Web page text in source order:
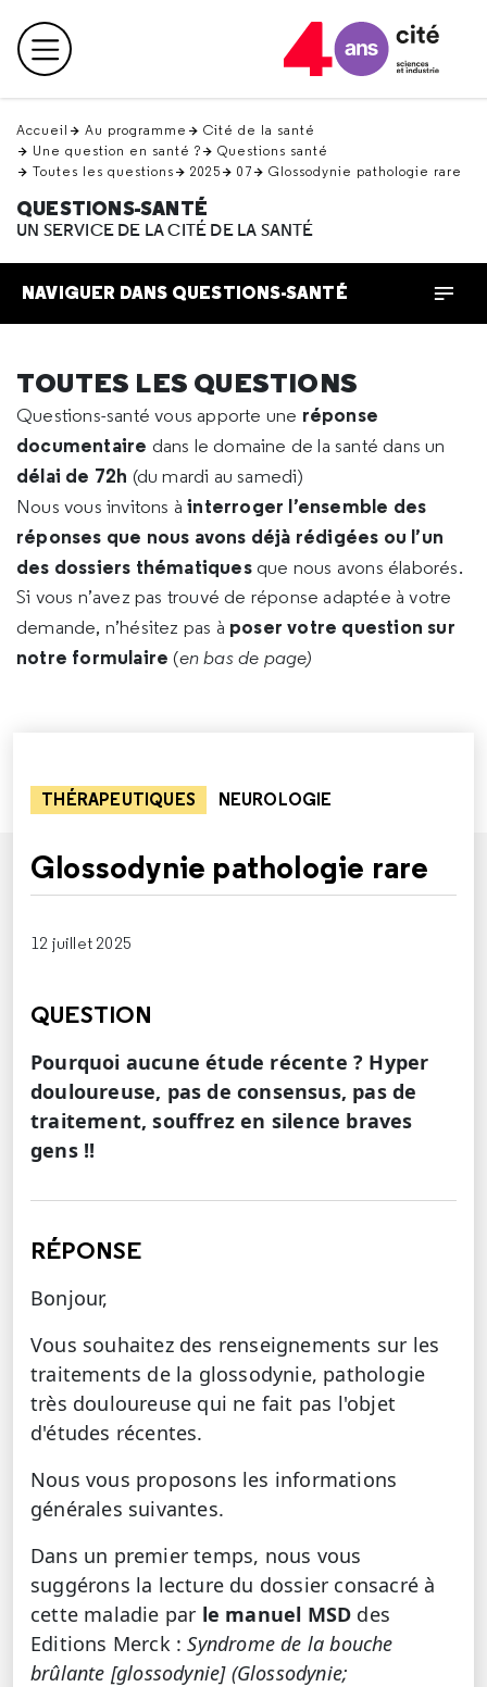
en
haut Menu principal
Accueil Au programme
Cité de la santé
Une question en santé ?
Questions santé
Toutes les questions
2025 07 Glossodynie pathologie rare
QUESTIONS-SANTÉ
UN SERVICE DE LA CITÉ DE LA SANTÉ
NAVIGUER DANS QUESTIONS-SANTÉ
TOUTES LES QUESTIONS
Questions-santé vous apporte une réponse
documentaire dans le domaine de la santé dans un
délai de 72h (du mardi au samedi)
Nous vous invitons àinterroger l’ensemble des
réponses que nous avons déjà rédigées ou l’un
des dossiers thématiques que nous avons élaborés.
Si vous n’avez pas trouvé de réponse adaptée à votre
demande, n’hésitez pas à poser votre question sur
notre formulaire (en bas de page)
THÉRAPEUTIQUES NEUROLOGIE
Glossodynie pathologie rare
12 juillet 2025
QUESTION
Pourquoi aucune étude récente ? Hyper
douloureuse, pas de consensus, pas de
traitement, souffrez en silence braves
gens !!
RÉPONSE
Bonjour,
Vous souhaitez des renseignements sur les
traitements de la glossodynie, pathologie
très douloureuse qui ne fait pas l'objet
d'études récentes.
Nous vous proposons les informations
générales suivantes.
Dans un premier temps, nous vous
suggérons la lecture du dossier consacré à
cette maladie par le manuel MSD des
Editions Merck :Syndrome de la bouche
brûlante [glossodynie] (Glossodynie;